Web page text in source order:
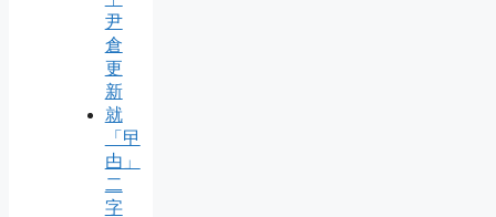
尹
倉
更
新
就
「曱
甴」
二
字